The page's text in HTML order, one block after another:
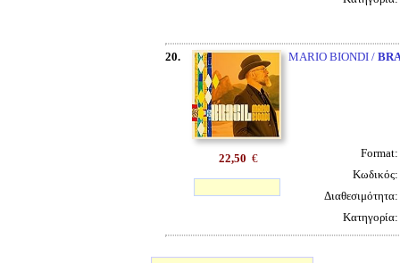
20. MARIO BIONDI /
22,50 €
Format:
Κωδικός:
Διαθεσιμότητα:
Κατηγορία: